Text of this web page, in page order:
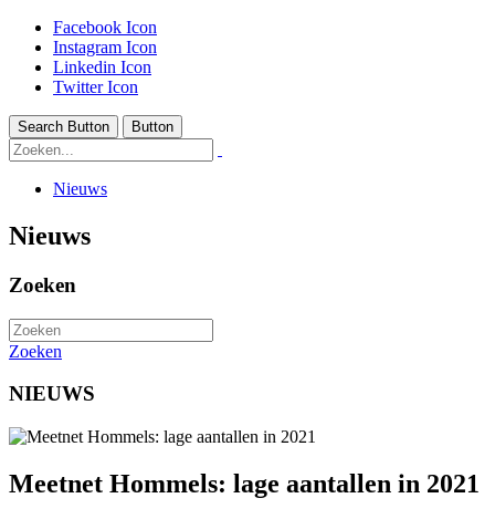
Facebook Icon
Instagram Icon
Linkedin Icon
Twitter Icon
Search Button Button
Nieuws
Nieuws
Zoeken
Zoeken
NIEUWS
Meetnet Hommels: lage aantallen in 2021